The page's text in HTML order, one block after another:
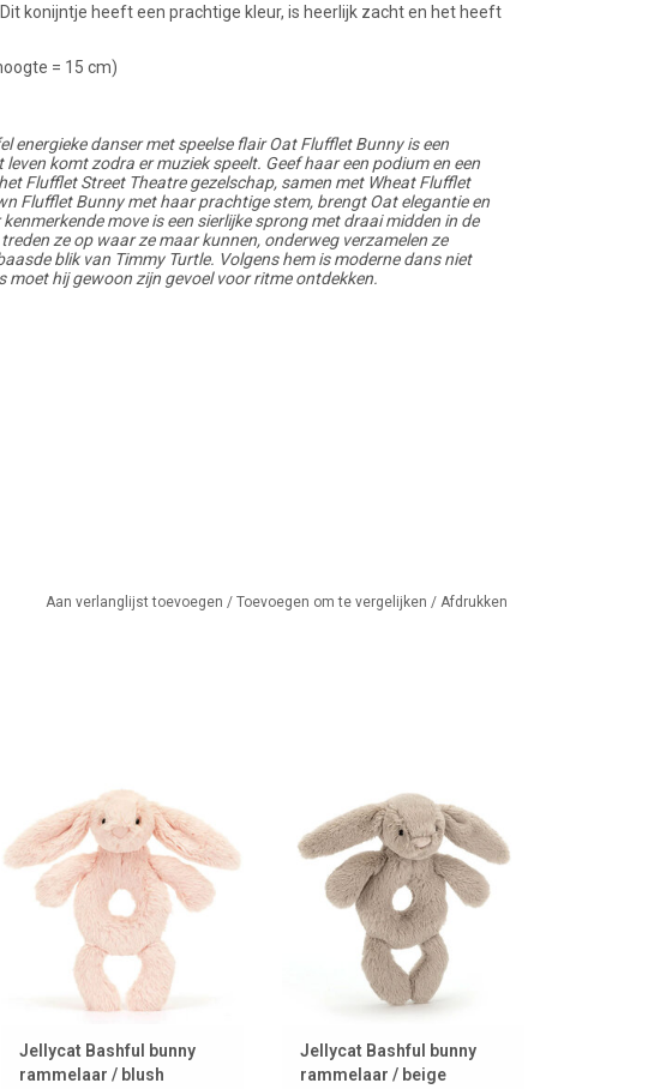
konijntje heeft een prachtige kleur, is heerlijk zacht en het heeft
= 15 cm)
energieke danser met speelse flair Oat Flufflet Bunny is een
komt zodra er muziek speelt. Geef haar een podium en een
Flufflet Street Theatre gezelschap, samen met Wheat Flufflet
Flufflet Bunny met haar prachtige stem, brengt Oat elegantie en
move is een sierlijke sprong met draai midden in de
ze op waar ze maar kunnen, onderweg verzamelen ze
blik van Timmy Turtle. Volgens hem is moderne dans niet
moet hij gewoon zijn gevoel voor ritme ontdekken.
Aan verlanglijst toevoegen / Toevoegen om te vergelijken / Afdrukken
TOEVOEGEN AAN WINKELWAGEN
Jellycat Bashful bunny
rammelaar / blush
bunny
TOEVOEGEN AAN WINKELWAGEN
Jellycat Bashful bunny
rammelaar / beige